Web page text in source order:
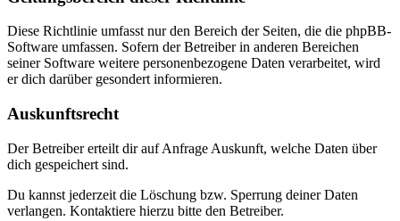
Diese Richtlinie umfasst nur den Bereich der Seiten, die die phpBB-
Software umfassen. Sofern der Betreiber in anderen Bereichen
seiner Software weitere personenbezogene Daten verarbeitet, wird
er dich darüber gesondert informieren.
Auskunftsrecht
Der Betreiber erteilt dir auf Anfrage Auskunft, welche Daten über
dich gespeichert sind.
Du kannst jederzeit die Löschung bzw. Sperrung deiner Daten
verlangen. Kontaktiere hierzu bitte den Betreiber.